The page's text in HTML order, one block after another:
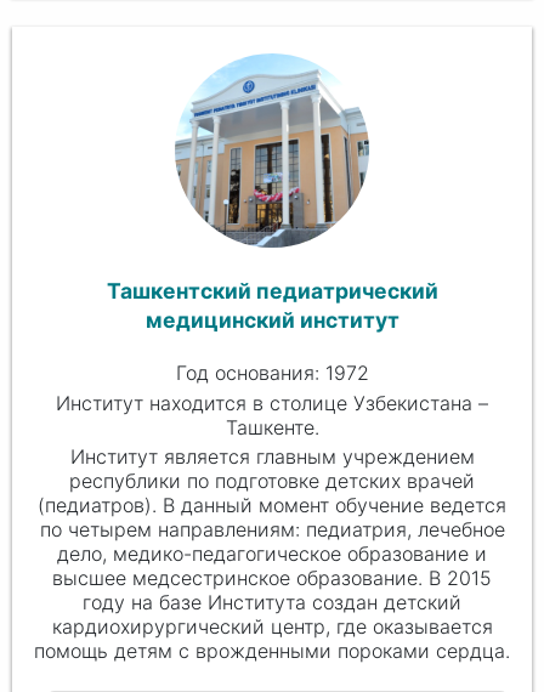
Ташкентский педиатрический
медицинский институт
Год основания: 1972
Институт находится в столице Узбекистана –
Ташкенте.
Институт является главным учреждением
республики по подготовке детских врачей
(педиатров). В данный момент обучение ведется
по четырем направлениям: педиатрия, лечебное
дело, медико-педагогическое образование и
высшее медсестринское образование. В 2015
году на базе Института создан детский
кардиохирургический центр, где оказывается
помощь детям с врожденными пороками сердца.